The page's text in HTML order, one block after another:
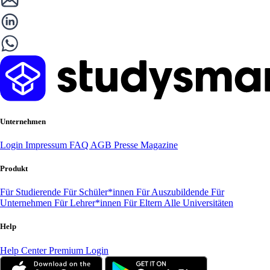
Unternehmen
Login Impressum FAQ AGB Presse Magazine
Produkt
Für Studierende Für Schüler*innen Für Auszubildende Für
Unternehmen Für Lehrer*innen Für Eltern Alle Universitäten
Help
Help CenterPremium Login